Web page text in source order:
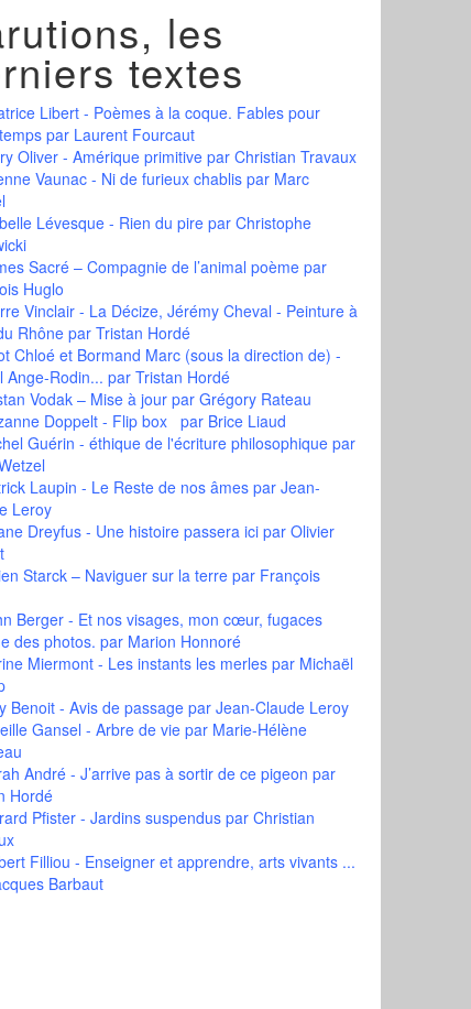
les
textes
Libert - Poèmes à la coque. Fables pour
par Laurent Fourcaut
Oliver - Amérique primitivepar Christian Travaux
Vaunac - Ni de furieux chablispar Marc
Lévesque - Rien du pirepar Christophe
Sacré – Compagnie de l’animal poèmepar
Huglo
Vinclair - La Décize, Jérémy Cheval - Peinture à
Rhônepar Tristan Hordé
Chloé et Bormand Marc (sous la direction de) -
Ange-Rodin... par Tristan Hordé
Vodak – Mise à jourpar Grégory Rateau
Doppelt - Flip box
par Brice Liaud
Guérin - éthique de l'écriture philosophiquepar
Laupin - Le Reste de nos âmespar Jean-
Leroy
Dreyfus - Une histoire passera icipar Olivier
Starck – Naviguer sur la terrepar François
Berger - Et nos visages, mon cœur, fugaces
des photos. par Marion Honnoré
Miermont - Les instants les merlespar Michaël
Benoit - Avis de passagepar Jean-Claude Leroy
Gansel - Arbre de viepar Marie-Hélène
André - J’arrive pas à sortir de ce pigeon par
Hordé
Pfister - Jardins suspenduspar Christian
Filliou - Enseigner et apprendre, arts vivants ...
Barbaut